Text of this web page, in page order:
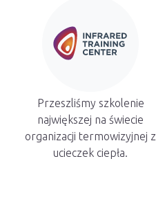
Przeszliśmy szkolenie
największej na świecie
organizacji termowizyjnej z
ucieczek ciepła.